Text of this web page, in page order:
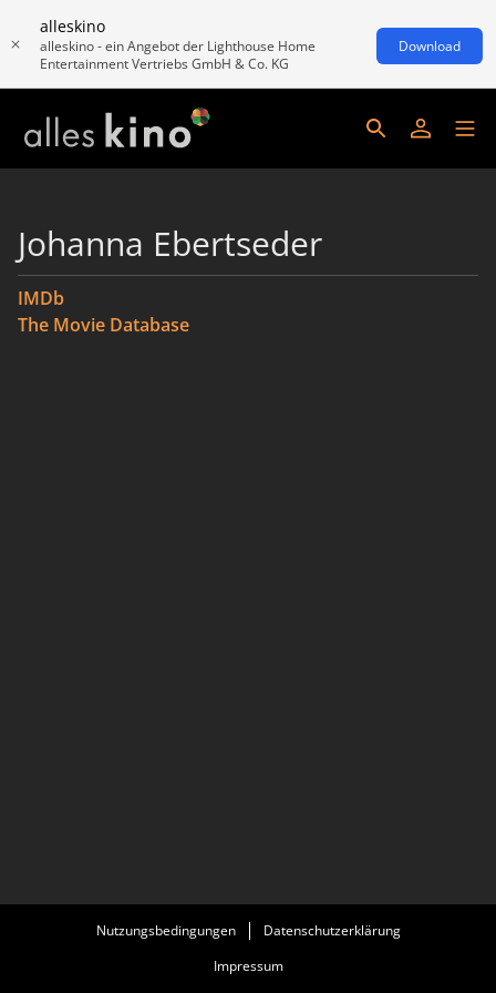
alleskino
alleskino - ein Angebot der Lighthouse Home
Entertainment Vertriebs GmbH & Co. KG
Download
Johanna Ebertseder
IMDb
The Movie Database
Nutzungsbedingungen
Datenschutzerklärung
Impressum